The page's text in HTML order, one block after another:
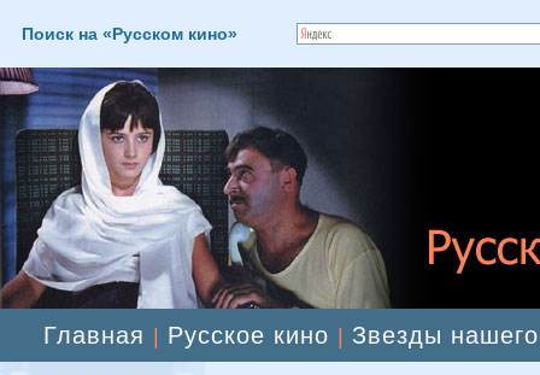
Поиск на «Русском кино»
Главная Русское кино Звезды